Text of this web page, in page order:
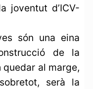
joventut d’ICV-
són una eina
de la
al marge,
serà la